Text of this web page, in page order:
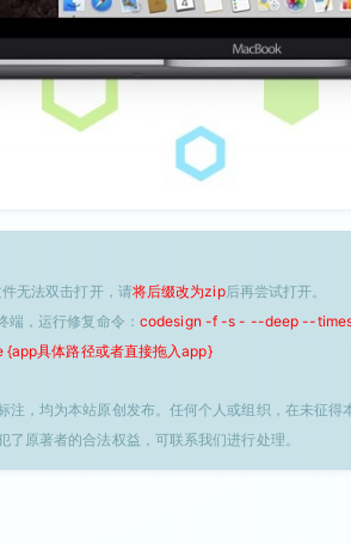
无法双击打开，请将后缀改为zip后再尝试打开。
端，运行修复命令： codesign -f -s - --deep --
具体路径或者直接拖入app}
注，均为本站原创发布。任何个人或组织，在未征
原著者的合法权益，可联系我们进行处理。